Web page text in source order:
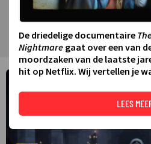
De driedelige documentaire
Nightmare gaat over een van
moordzaken van de laatste
hit op Netflix. Wij vertellen je
LEES